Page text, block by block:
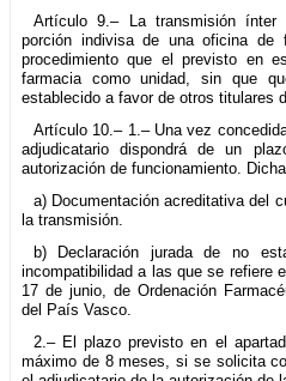
Artículo 9.– La transmisión
porción indivisa de una oficina de
procedimiento que el previsto en
farmacia como unidad, sin que
establecido a favor de otros titulares
Artículo 10.– 1.– Una vez
adjudicatario dispondrá de un
autorización de funcionamiento.
a) Documentación acreditativa del
la transmisión.
b) Declaración jurada de no
incompatibilidad a las que se refiere
17 de junio, de Ordenación
del País Vasco.
2.– El plazo previsto en el
máximo de 8 meses, si se solicita